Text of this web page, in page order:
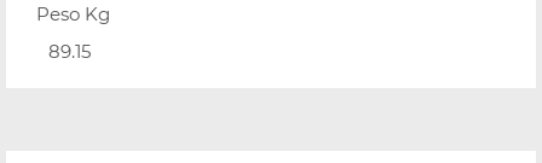
Peso Kg
89.15